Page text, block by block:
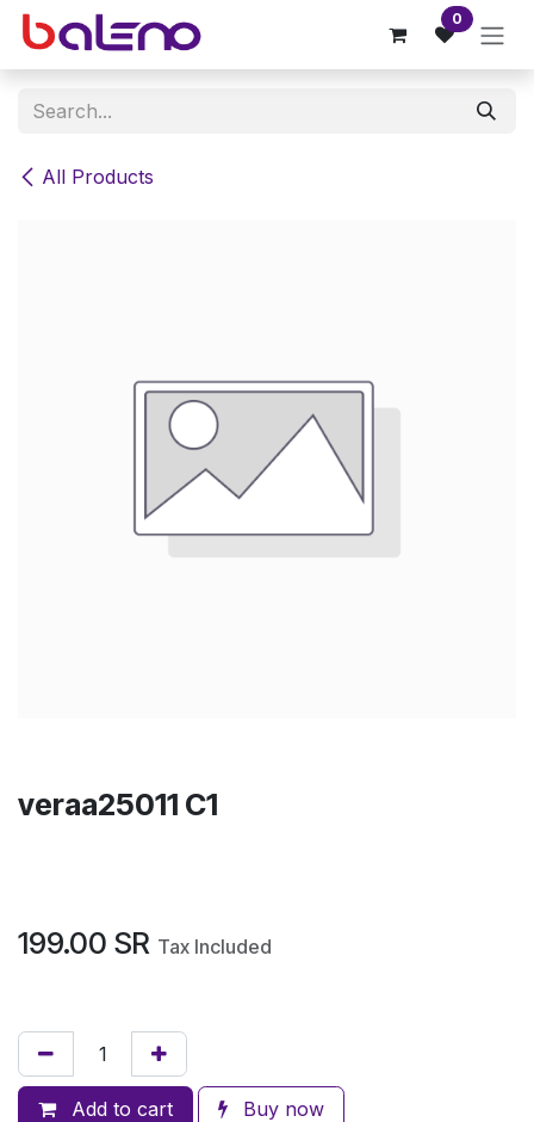
Skip to Content 0
All Products
veraa25011 C1
199.00 SR Tax Included
Add to cart Buy now